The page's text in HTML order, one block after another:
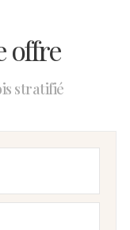
offre
stratifié